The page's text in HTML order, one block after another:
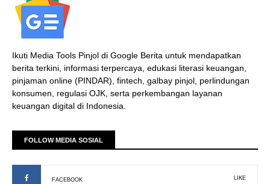
Ikuti Media Tools Pinjol di Google Berita untuk mendapatkan
berita terkini, informasi terpercaya, edukasi literasi keuangan,
pinjaman online (PINDAR), fintech, galbay pinjol, perlindungan
konsumen, regulasi OJK, serta perkembangan layanan
keuangan digital di Indonesia.
FOLLOW MEDIA SOSIAL
FACEBOOK LIKE